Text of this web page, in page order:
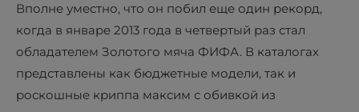
Вполне уместно, что он побил еще один рекорд,
когда в январе 2013 года в четвертый раз стал
обладателем Золотого мяча ФИФА. В каталогах
представлены как бюджетные модели, так и
роскошные криппа максим с обивкой из